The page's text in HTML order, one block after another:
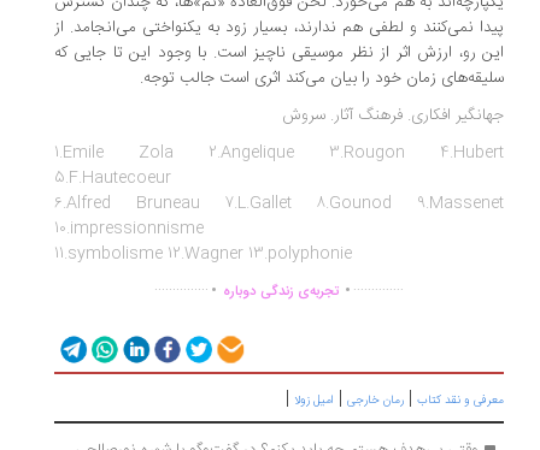
نمی‌کنند و لطفی هم ندارند، بسیار زود به یکنواختی می‌انجامد. از
رو، ارزش اثر از نظر موسیقی ناچیز است. با وجود این تا جایی که
زمان خود را بیان می‌کند اثری است جالب توجه.
افکاری. فرهنگ آثار. سروش
1.Emile Zola 2.Angelique 3.Rougon
5.F.Hautecoeur
6.Alfred Bruneau 7.L.Gallet 8.Gounod
10.impressionnisme
11.symbolisme 12.Wagner 13.polyphonie
................تجربه‌ی زندگی دوباره ...............
و نقد کتاب|رمان خارجی|امیل زولا |